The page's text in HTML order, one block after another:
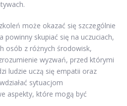
może okazać się szczególnie
powinny skupiać się na uczuciach,
osób z różnych środowisk,
wyzwań, przed którymi
ludzie uczą się empatii oraz
sytuacjom
aspekty, które mogą być